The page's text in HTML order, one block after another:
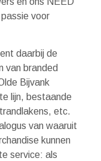
voor
daarbij de
van branded
Bijvank
lijn, bestaande
etc.
van waaruit
kunnen
service: als